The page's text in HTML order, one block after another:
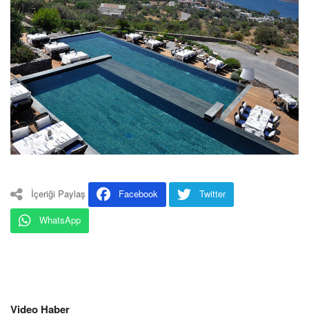
İçeriği Paylaş Facebook
Twitter
WhatsApp
Video Haber